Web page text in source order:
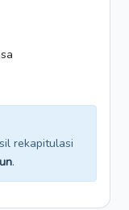
rekapitulasi
.